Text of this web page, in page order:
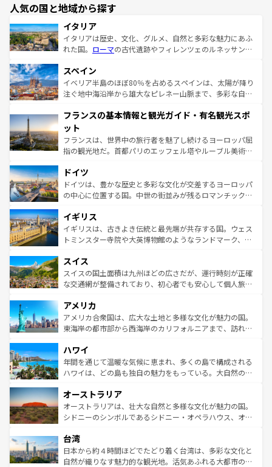
人気の国と地域から探す
イタリア
イタリアは歴史、文化、グルメ、自然と多彩な魅力にあふ
れた国。 ローマの古代遺跡やフィレンツェのルネッサンス
ろん、トスカーナの美しい田園風景やアマルフィ海岸の絶
景など、自然景観も見逃せない。観光の合間には、本場の
ピザやパスタなど、絶品のイタリア料理を堪能することも
ませてくれるイタリアで、忘れられない旅をしてみよう！
なお、新着のイタリア情報は
しい。
スペイン
イベリア半島のほぼ80％を占めるスペインは、太陽が降り
注ぐ地中海沿岸から雄大なピレネー山脈まで、多彩な自然
文化が根付くこの国では、情熱的なフラメンコ、熱気あふ
れる闘牛、そして美味しいタパスが生活の一部となってい
る。首都マドリードの洗練された雰囲気や、バルセロナの
アートに溢れた街角から、地方では古代ローマ遺跡や中世
せる。地方によって風土や気候が異なるスペインはその個
性で訪れる人を魅了する。 なお、新着のスペイン情報は コ
ンテンツ一覧を参照してほしい。
フランスの基本情報と観光ガイド・有名観光スポ
ット
フランスは、世界中の旅行者を魅了し続けるヨーロッパ屈
指の観光地だ。首都パリのエッフェル塔やルーブル美術館
で、幅広い魅力が詰まっている。華麗な宮殿、歴史的な大
聖堂、美しいビーチ、そして豊かな自然が、訪れる者を心
から魅了する。また、フランスは美食の国としても知ら
いる。シャンパンの発祥地であるランス、プロヴァンスの
香り高いラベンダー畑など、多彩な楽しみ方が可能だ。さ
らに、パリ以外の地域にも魅力が溢れており、どの街角に
れる地方に足を運ぶとそれぞれで全く異なる文化を体験で
きるだろう。 なお、新着のフランス情報はコンテンツ一覧
を参照してほしい。
ドイツ
ドイツは、豊かな歴史と多彩な文化が交差するヨーロッパ
の中心に位置する国。中世の街並みが残るロマンチック街
顔を持つこの国は、どこを歩いても飽きることがない。ベ
ルリンの文化的活気、バイエルン州のアルプスの絶景、そ
してライン川沿いのワイン畑といった風景は必見。ビール
は、お酒好きな人にはぜひ体験してほしい。 なお、新着の
ドイツ情報はコンテンツ一覧を参照してほしい。
イギリス
イギリスは、古きよき伝統と最先端が共存する国。ウェス
トミンスター寺院や大英博物館のようなランドマーク、歴
リアごとに異なる魅力がある。また、優雅なアフタヌーン
ティー、ビール好きにはたまらない英国パブ、サッカー観
戦など、本場だからこそできる体験も豊富。イギリスを旅
ンツ一覧を参照してほしい。
スイス
スイスの国土面積は九州ほどの広さだが、運行時刻が正確
な交通網が整備されており、初心者でも安心して個人旅行
の建物がそのまま残る町や、スイスならではのユニークな
博物館もあり、アルプス観光だけでなく町歩きも満喫する
ことができる。国民の所得が高いため物価も高いが、旅行
ば市内交通費無料で観光を楽しむこともできる。 なお、新
着のスイス情報はコンテンツ一覧 を参照してほしい。
アメリカ
アメリカ合衆国は、広大な土地と多様な文化が魅力の国。
東海岸の都市部から西海岸のカリフォルニアまで、訪れる
のような巨大都市は、観光、ショッピング、エンターテイ
ンメントが詰まった刺激的なスポットだ。一方、アメリカ
西部には大自然が広がり、グランドキャニオンやイエロー
部のニューオーリンズでは、音楽と美食が融合した独特の
文化が魅力。旅行者はアメリカの各地域で異なる魅力を楽
しみながら、その多様性と豊かな歴史を感じることができ
ならではの贅沢な旅のスタイルだ。 なお、新着のアメリカ
情報はコンテンツ一覧を参照してほしい。
ハワイ
年間を通じて温暖な気候に恵まれ、多くの島で構成される
ハワイは、どの島も独自の魅力をもっている。大自然の神
ワイ島は見逃せない。また、定番の観光地といえばオアフ
島だが、静かな自然を求めるならマウイ島やカウアイ島が
おすすめ。エメラルドグリーンに輝く海をはじめ、豊かな
れるおもてなしの心で訪れる人々を迎えてくれるハワイの
人々、おいしいローカルフードやハワイアンミュージッ
ク、伝統的なフラダンスなど、すべてがハワイの魅力を彩
オーストラリア
オーストラリアは、壮大な自然と多様な文化が魅力の国。
シドニーのシンボルであるシドニー・オペラハウス、オー
リアリーフや大陸中央部にそびえるウルル（エアーズロッ
ク）、タスマニアの美しい原生林やケアンズの熱帯雨林な
ど、見どころがたくさん。また、カフェやワイン、オージ
台湾
日本から約４時間ほどでたどり着く台湾は、多彩な文化と
自然が織りなす魅力的な観光地。活気あふれる大都市の台